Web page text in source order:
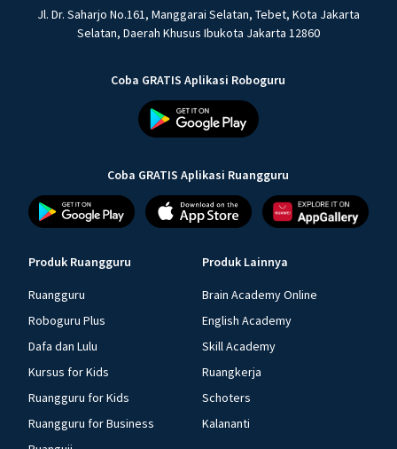
Jl. Dr. Saharjo No.161, Manggarai Selatan, Tebet, Kota Jakarta
Selatan, Daerah Khusus Ibukota Jakarta 12860
Coba GRATIS Aplikasi Roboguru
Coba GRATIS Aplikasi Ruangguru
Produk Ruangguru
Ruangguru
Roboguru Plus
Dafa dan Lulu
Kursus for Kids
Ruangguru for Kids
Ruangguru for Business
Produk Lainnya
Brain Academy Online
English Academy
Skill Academy
Ruangkerja
Schoters
Kalananti